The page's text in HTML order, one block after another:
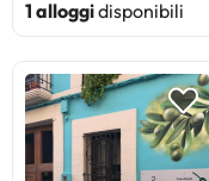
1 alloggidisponibili